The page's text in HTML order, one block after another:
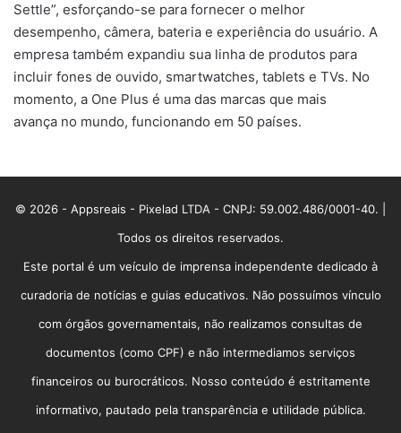
Settle”, esforçando-se para fornecer o melhor
desempenho, câmera, bateria e experiência do usuário. A
empresa também expandiu sua linha de produtos para
incluir fones de ouvido, smartwatches, tablets e TVs. No
momento, a One Plus é uma das marcas que mais
avança no mundo, funcionando em 50 países.
© 2026 - Appsreais - Pixelad LTDA - CNPJ: 59.002.486/0001-40. |
Todos os direitos reservados.
Este portal é um veículo de imprensa independente dedicado à
curadoria de notícias e guias educativos. Não possuímos vínculo
com órgãos governamentais, não realizamos consultas de
documentos (como CPF) e não intermediamos serviços
financeiros ou burocráticos. Nosso conteúdo é estritamente
informativo, pautado pela transparência e utilidade pública.